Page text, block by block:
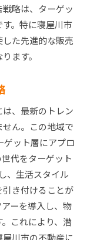
略は、ターゲッ
。特に寝屋川市
た先進的な販売
ます。
、最新のトレン
ん。この地域で
ゲット層にアプロ
代をターゲット
、生活スタイル
き付けることが
ーを導入し、物
これにより、潜
川市の不動産に